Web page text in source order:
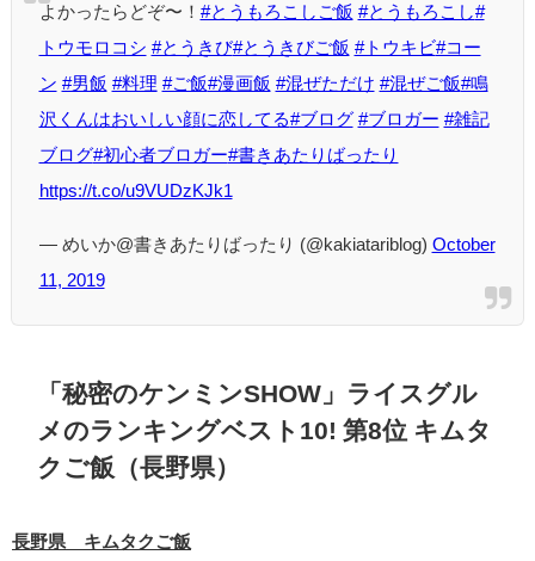
よかったらどぞ〜！ #とうもろこしご飯 #とうもろこし #
トウモロコシ #とうきび#とうきびご飯 #トウキビ#コー
ン #男飯 #料理 #ご飯#漫画飯 #混ぜただけ #混ぜご飯#鳴
沢くんはおいしい顔に恋してる#ブログ #ブロガー #雑記
ブログ#初心者ブロガー#書きあたりばったり
https://t.co/u9VUDzKJk1
— めいか@書きあたりばったり (@kakiatariblog) October
11, 2019
「秘密のケンミンSHOW」ライスグル
メのランキングベスト10! 第8位 キムタ
クご飯（長野県）
長野県 キムタクご飯